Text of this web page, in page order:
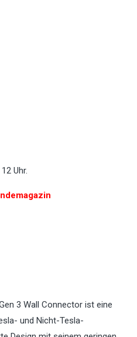
Uhr.
3 Wall Connector ist eine
und Nicht-Tesla-